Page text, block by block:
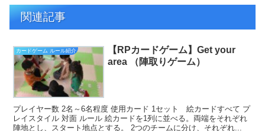
関連記事
カードゲーム ルール紹介
【RPカードゲーム】Get your
area （陣取りゲーム）
プレイヤー数 2名～6名程度 使用カード 1セット 絵カードすべて プ
レイスタイル 対面 ルール 絵カードを1列に並べる。両端をそれぞれ
陣地とし、スタート地点とする。 2つのチームに分け、それぞれ...